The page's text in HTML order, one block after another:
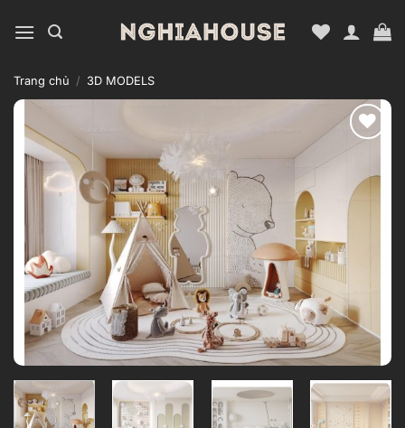
qua
dung
Trang chủ / 3D MODELS
wishlist